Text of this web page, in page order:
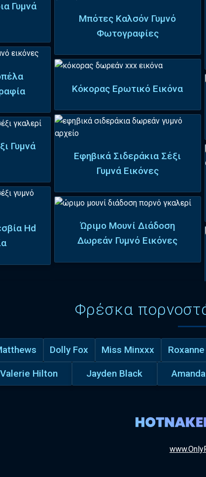
Γυμνά
Γυμνά
Hd
Μπότες Καλσόν Γυμνό
Φωτογραφίες
Κόκορας Ερωτικό Εικόνα
Εφηβικά Σιδεράκια Σέξι
Γυμνά Εικόνες
Ώριμο Μουνί Διάδοση
Δωρεάν Γυμνό Εικόνες
Φρέσκα
Dolly Fox Miss Minxxx
Valerie Hilton Jayden Black